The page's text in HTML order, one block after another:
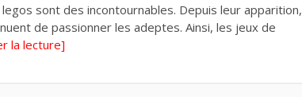
sont des incontournables. Depuis leur apparition,
de passionner les adeptes. Ainsi, les jeux de
la lecture]